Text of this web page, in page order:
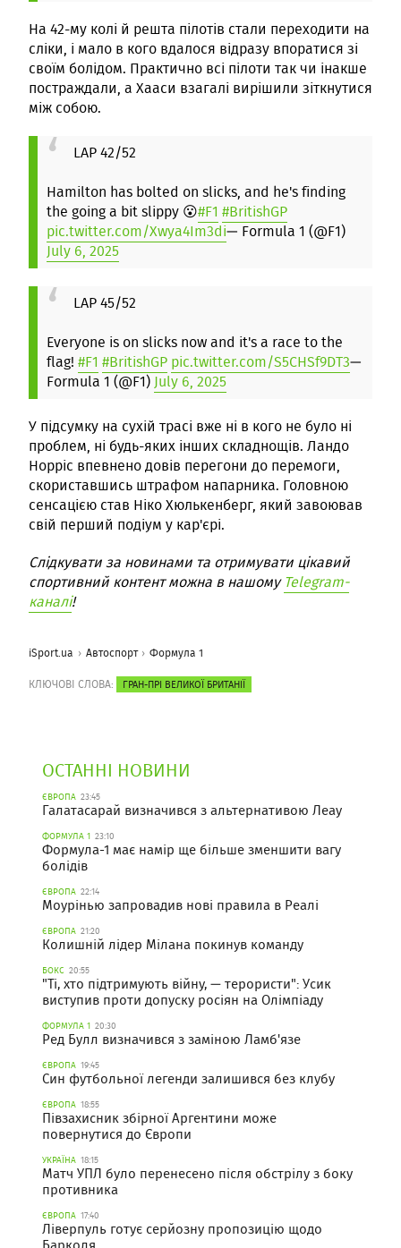
На 42-му колі й решта пілотів стали переходити на
сліки, і мало в кого вдалося відразу впоратися зі
своїм болідом. Практично всі пілоти так чи інакше
постраждали, а Хааси взагалі вирішили зіткнутися
між собою.
LAP 42/52
Hamilton has bolted on slicks, and he's finding
the going a bit slippy 😮#F1 #BritishGP
pic.twitter.com/Xwya4Im3di— Formula 1 (@F1)
July 6, 2025
LAP 45/52
Everyone is on slicks now and it's a race to the
flag! #F1 #BritishGP pic.twitter.com/S5CHSf9DT3—
Formula 1 (@F1)July 6, 2025
У підсумку на сухій трасі вже ні в кого не було ні
проблем, ні будь-яких інших складнощів. Ландо
Норріс впевнено довів перегони до перемоги,
скориставшись штрафом напарника. Головною
сенсацією став Ніко Хюлькенберг, який завоював
свій перший подіум у кар'єрі.
Слідкувати за новинами та отримувати цікавий
спортивний контент можна в нашомуTelegram-
каналі!
iSport.ua Автоспорт Формула 1
КЛЮЧОВІ СЛОВА: ГРАН-ПРІ ВЕЛИКОЇ БРИТАНІЇ
ОСТАННІ НОВИНИ
ЄВРОПА 23:45
Галатасарай визначився з альтернативою Леау
ФОРМУЛА 1 23:10
Формула-1 має намір ще більше зменшити вагу
болідів
ЄВРОПА 22:14
Моурінью запровадив нові правила в Реалі
ЄВРОПА 21:20
Колишній лідер Мілана покинув команду
БОКС 20:55
"Ті, хто підтримують війну, — терористи": Усик
виступив проти допуску росіян на Олімпіаду
ФОРМУЛА 1 20:30
Ред Булл визначився з заміною Ламб'язе
ЄВРОПА 19:45
Син футбольної легенди залишився без клубу
ЄВРОПА 18:55
Півзахисник збірної Аргентини може
повернутися до Європи
УКРАЇНА 18:15
Матч УПЛ було перенесено після обстрілу з боку
противника
ЄВРОПА 17:40
Ліверпуль готує серйозну пропозицію щодо